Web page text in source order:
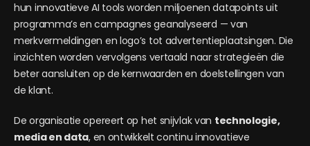
hun innovatieve AI tools worden miljoenen datapoints uit
programma’s en campagnes geanalyseerd — van
merkvermeldingen en logo’s tot advertentieplaatsingen. Die
inzichten worden vervolgens vertaald naar strategieën die
beter aansluiten op de kernwaarden en doelstellingen van
de klant.
De organisatie opereert op het snijvlak van technologie,
media en data, en ontwikkelt continu innovatieve